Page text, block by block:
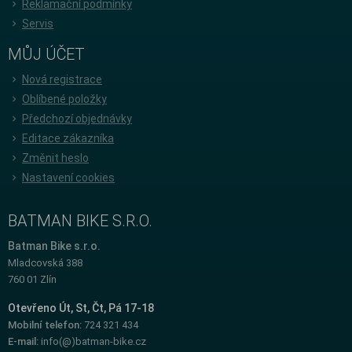
Reklamační podmínky
Servis
MŮJ ÚČET
Nová registrace
Oblíbené položky
Předchozí objednávky
Editace zákazníka
Změnit heslo
Nastavení cookies
BATMAN BIKE S.R.O.
Batman Bike s.r.o.
Mladcovská 388
760 01 Zlín
Otevřeno Út, St, Čt, Pá 17-18
Mobilní telefon: 724 321 434
E-mail: info(@)batman-bike.cz